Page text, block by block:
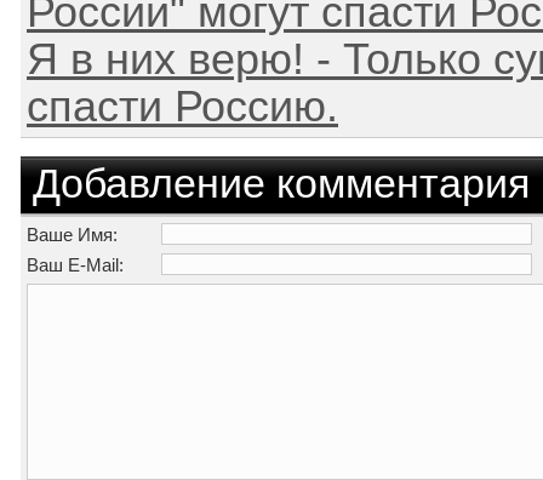
России" могут спасти
Я в них верю! - Только
спасти Россию.
Добавление комментария
Ваше Имя:
Ваш E-Mail: